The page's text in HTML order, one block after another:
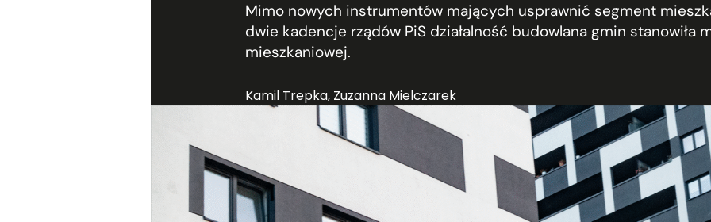
Mimo nowych instrumentów mających usprawnić segment
dwie kadencje rządów PiS działalność budowlana gmin stanowiła
mieszkaniowej.
Kamil Trepka, Zuzanna Mielczarek